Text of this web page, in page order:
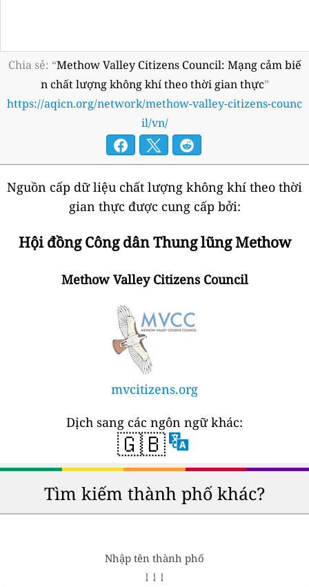
Chia sẻ: “Methow Valley Citizens Council: Mạng cảm biế
n chất lượng không khí theo thời gian thực”
https://aqicn.org/network/methow-valley-citizens-counc
il/vn/
Nguồn cấp dữ liệu chất lượng không khí theo thời
gian thực được cung cấp bởi:
Hội đồng Công dân Thung lũng Methow
Methow Valley Citizens Council
mvcitizens.org
Dịch sang các ngôn ngữ khác:
🇬🇧
Tìm kiếm thành phố khác?
Nhập tên thành phố
↓ ↓ ↓